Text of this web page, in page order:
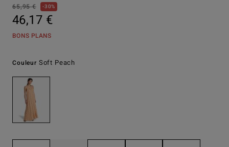
65,95 €
30%
46,17 €
BONS PLANS
Couleur Soft Peach